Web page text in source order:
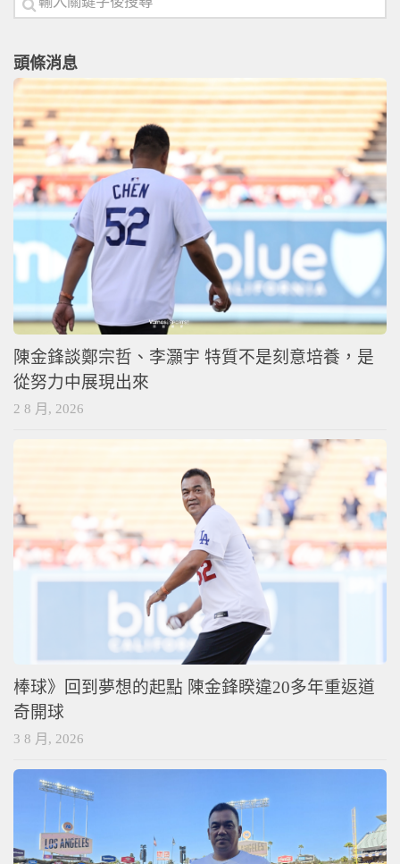
頭條消息
陳金鋒談鄭宗哲、李灝宇 特質不是刻意培養，是
從努力中展現出來
2 8 月, 2026
棒球》回到夢想的起點 陳金鋒睽違20多年重返道
奇開球
3 8 月, 2026